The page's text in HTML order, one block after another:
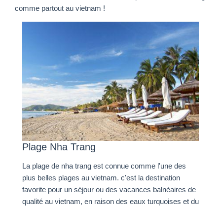
comme partout au vietnam !
Plage Nha Trang
La plage de nha trang est connue comme l'une des
plus belles plages au vietnam. c'est la destination
favorite pour un séjour ou des vacances balnéaires de
qualité au vietnam, en raison des eaux turquoises et du